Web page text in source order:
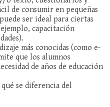
de consumir en pequeñas
ser ideal para ciertas
capacitación
más conocidas (como e-
que los alumnos
de años de educación
se diferencia del